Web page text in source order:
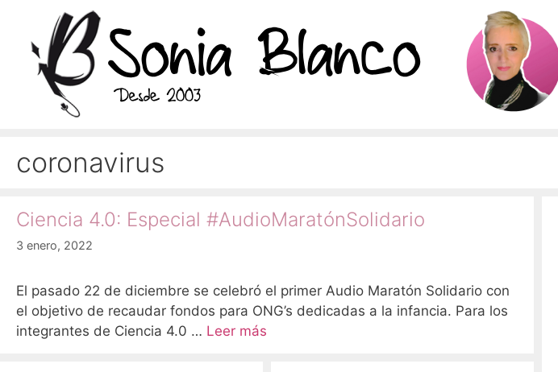
contenido
coronavirus
Ciencia 4.0: Especial #AudioMaratónSolidario
3 enero, 2022
El pasado 22 de diciembre se celebró el primer Audio Maratón Solidario con
el objetivo de recaudar fondos para ONG’s dedicadas a la infancia. Para los
integrantes de Ciencia 4.0 … Leer más